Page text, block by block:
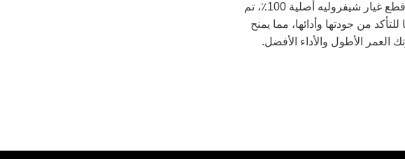
نوفر لك قطع غيار شيفروليه أصلية 100٪، تم
للتأكد من جودتها وأدائها، مما يمنح
العمر الأطول والأداء الأفضل.